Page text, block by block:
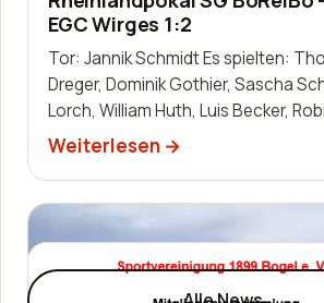
EGC Wirges 1:2
Tor: Jannik Schmidt Es spielten:
Dreger, Dominik Gothier, Sascha
Lorch, William Huth, Luis Becker,
Zimmermann, Julien Leidinger,
Weiterlesen